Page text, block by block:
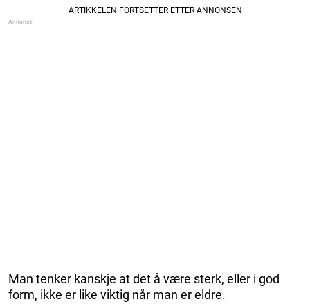
Man tenker kanskje at det å være sterk, eller i god
form, ikke er like viktig når man er eldre.